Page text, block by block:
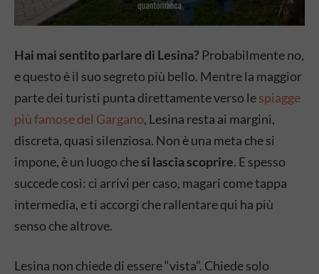
Hai mai sentito parlare di Lesina? Probabilmente no,
e questo è il suo segreto più bello. Mentre la maggior
parte dei turisti punta direttamente verso lespiagge
più famose del Gargano, Lesina resta ai margini,
discreta, quasi silenziosa. Non è una meta che si
impone, è un luogo chesi lascia scoprire. E spesso
succede così: ci arrivi per caso, magari come tappa
intermedia, e ti accorgi che rallentare qui ha più
senso che altrove.
Lesina non chiede di essere “vista”. Chiede solo